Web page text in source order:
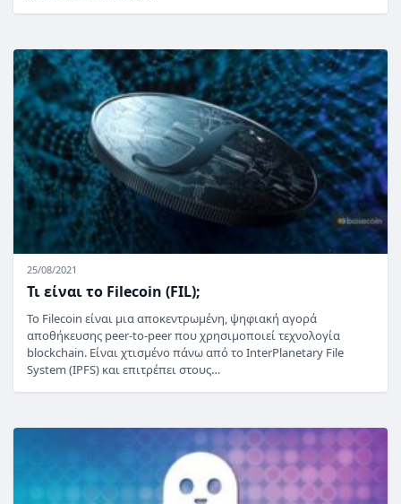
25/08/2021
Τι είναι το Filecoin (FIL);
Το Filecoin είναι μια αποκεντρωμένη, ψηφιακή αγορά
αποθήκευσης peer-to-peer που χρησιμοποιεί τεχνολογία
blockchain. Είναι χτισμένο πάνω από το InterPlanetary File
System (IPFS) και επιτρέπει στους…